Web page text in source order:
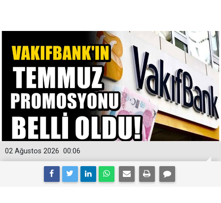
00:06
02 Ağustos 2026